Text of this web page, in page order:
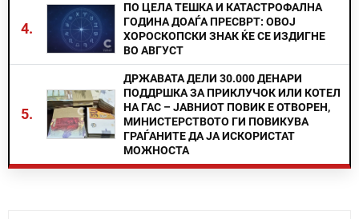
4.
ПО ЦЕЛА ТЕШКА И КАТАСТРОФАЛНА
ГОДИНА ДОАЃА ПРЕСВРТ: ОВОЈ
ХОРОСКОПСКИ ЗНАК ЌЕ СЕ ИЗДИГНЕ
ВО АВГУСТ
5.
ДРЖАВАТА ДЕЛИ 30.000 ДЕНАРИ
ПОДДРШКА ЗА ПРИКЛУЧОК ИЛИ КОТЕЛ
НА ГАС – ЈАВНИОТ ПОВИК Е ОТВОРЕН,
МИНИСТЕРСТВОТО ГИ ПОВИКУВА
ГРАЃАНИТЕ ДА ЈА ИСКОРИСТАТ
МОЖНОСТА